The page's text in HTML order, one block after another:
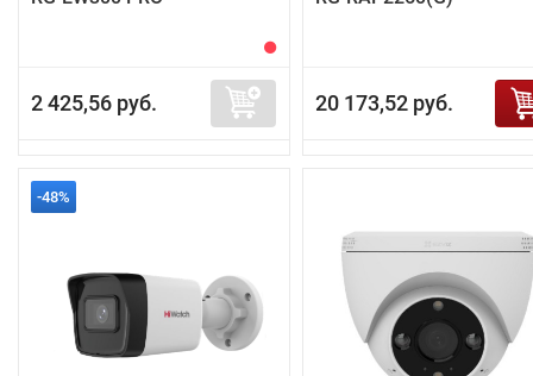
2 425,56 руб. 20 173,52 руб.
-48%